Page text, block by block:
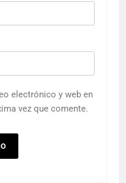
electrónico y web en
vez que comente.